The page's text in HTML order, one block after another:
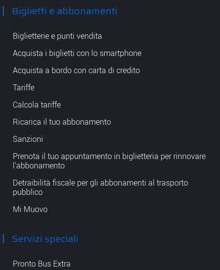
Biglietti e abbonamenti
Biglietterie e punti vendita
Acquista i biglietti con lo smartphone
Acquista a bordo con carta di credito
Tariffe
Calcola tariffe
Ricarica il tuo abbonamento
Sanzioni
Prenota il tuo appuntamento in biglietteria per rinnovare
l'abbonamento
Detraibilità fiscale per gli abbonamenti al trasporto
pubblico
Mi Muovo
Servizi speciali
Pronto Bus Extra